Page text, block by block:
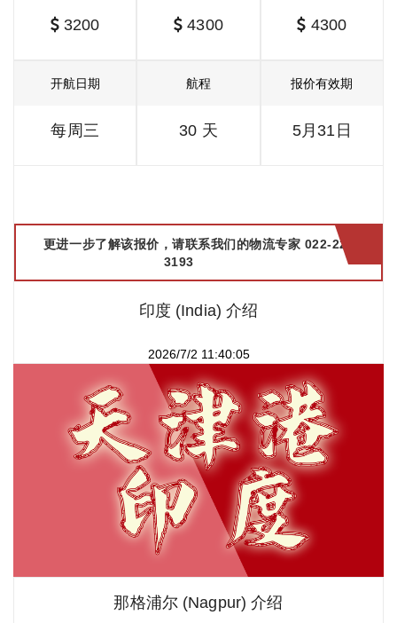
3200 4300 4300
开航日期
每周三
航程
30 天
报价有效期
5月31日
更进一步了解该报价，请联系我们的物流专家 022-2299
3193
印度 (India) 介绍
2026/7/2 11:40:05
那格浦尔 (Nagpur) 介绍